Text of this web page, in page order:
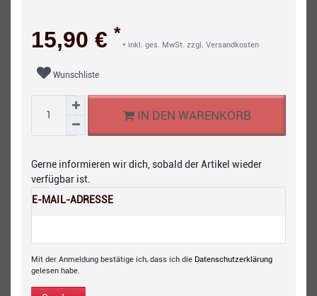
15,90 € *
* inkl. ges. MwSt. zzgl. Versandkosten
Wunschliste
IN DEN WARENKORB
Gerne informieren wir dich, sobald der Artikel wieder
verfügbar ist.
E-MAIL-ADRESSE
Mit der Anmeldung bestätige ich, dass ich die Daten­schutz­erklärung
gelesen habe.